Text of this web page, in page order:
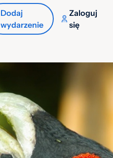
Dodaj
wydarzenie
Zaloguj
się